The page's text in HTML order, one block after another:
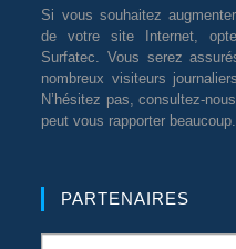
Si vous souhaitez
de votre site Internet,
Surfatec. Vous serez
nombreux visiteurs
N’hésitez pas, consultez-
peut vous rapporter beaucoup.
PARTENAIRES